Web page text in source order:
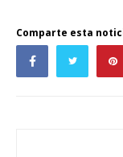
Comparte esta